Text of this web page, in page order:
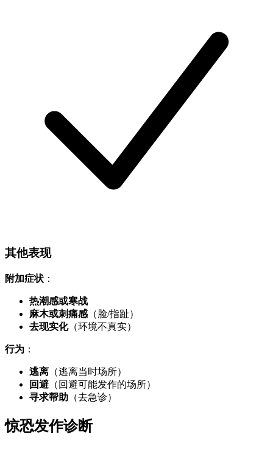
其他表现
附加症状 ：
热潮感或寒战
麻木或刺痛感 （脸/指趾）
去现实化（环境不真实）
行为 ：
逃离 （逃离当时场所）
回避 （回避可能发作的场所）
寻求帮助 （去急诊）
惊恐发作诊断